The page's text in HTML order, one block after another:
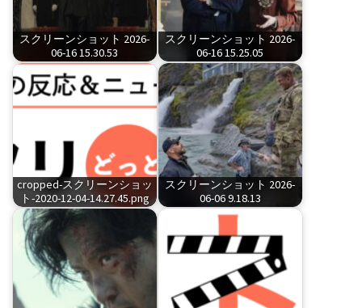
スクリーンショット 2026-
06-16 15.30.53
スクリーンショット 2026-
06-16 15.25.05
cropped-スクリーンショッ
ト-2020-12-04-14.27.45.png
スクリーンショット 2026-
06-06 9.18.13